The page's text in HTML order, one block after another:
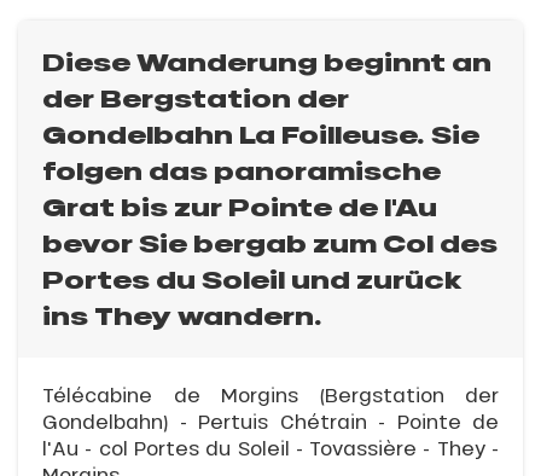
Diese Wanderung beginnt an
der Bergstation der
Gondelbahn La Foilleuse. Sie
folgen das panoramische
Grat bis zur Pointe de l'Au
bevor Sie bergab zum Col des
Portes du Soleil und zurück
ins They wandern.
Télécabine de Morgins (Bergstation der
Gondelbahn) - Pertuis Chétrain - Pointe de
l'Au - col Portes du Soleil - Tovassière - They -